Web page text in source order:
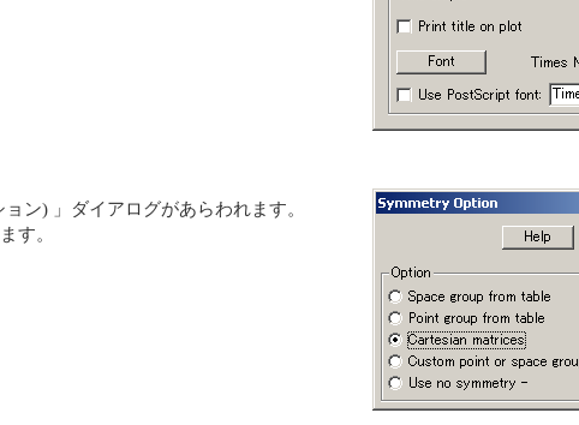
ョン) 」ダイアログがあらわれます。
す。